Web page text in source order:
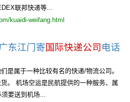
联邦快递等...
kuaidi-weifang.html
广东江门寄国际快递公司 电话
是属于一种比较有名的快递/物流公司。
。 机场空运是民航提供的一种服务、属
要送到机场...